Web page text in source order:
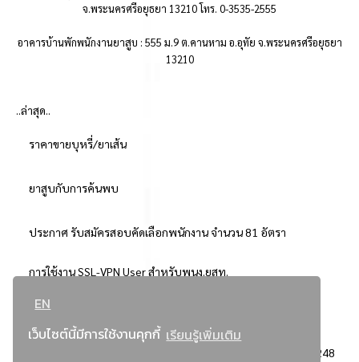
EN
เว็บไซต์นี้มีการใช้งานคุกกี้ เรียนรู้เพิ่มเติม
จ.พระนครศรีอยุธยา 13210 โทร. 0-3535-2555
อาคารบ้านพักพนักงานยาสูบ : 555 ม.9 ต.คานหาม อ.อุทัย จ.พระนครศรีอยุธยา
13210
..ล่าสุด..
ราคาขายบุหรี่/ยาเส้น
ยาสูบกับการค้นพบ
ประกาศ รับสมัครสอบคัดเลือกพนักงาน จำนวน 81 อัตรา
การใช้งาน SSL-VPN User สำหรับพนง.ยสท.
..ยอดนิยม..
3248